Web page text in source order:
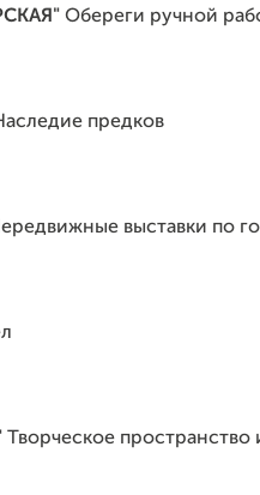
Обереги ручной
предков
выставки по
Творческое пространство